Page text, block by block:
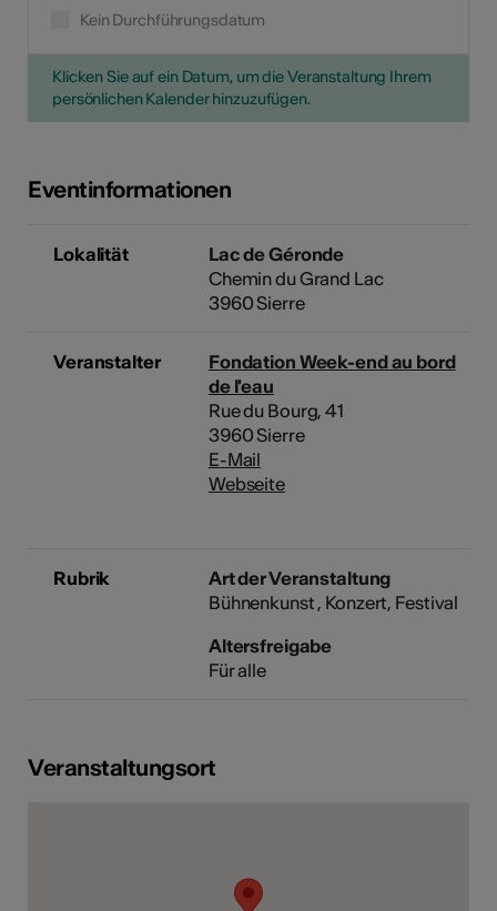
Kein Durchführungsdatum
Klicken Sie auf ein Datum, um die Veranstaltung Ihrem
persönlichen Kalender hinzuzufügen.
Eventinformationen
Lokalität
Lac de Géronde
Chemin du Grand Lac
3960 Sierre
Veranstalter
Fondation Week-end au bord
de l'eau
Rue du Bourg, 41
3960 Sierre
E-Mail
Webseite
Rubrik
Art der Veranstaltung
Bühnenkunst Konzert Festival
Altersfreigabe
Für alle
Veranstaltungsort